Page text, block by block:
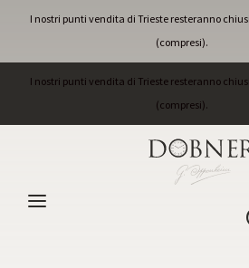
I nostri punti vendita di Trieste resteranno
(compresi).
I nostri punti vendita di Trieste resteranno
(compresi).